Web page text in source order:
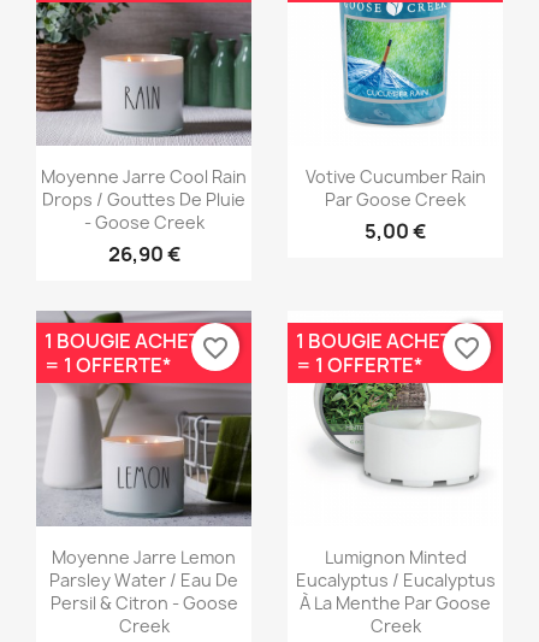
Aperçu rapide
Moyenne Jarre Cool Rain
Drops / Gouttes De Pluie
- Goose Creek
26,90 €
Aperçu rapide
Votive Cucumber Rain
Par Goose Creek
5,00 €
Aperçu rapide
Moyenne Jarre Lemon
Parsley Water / Eau De
Persil & Citron - Goose
Creek
1 BOUGIE ACHETÉE
= 1 OFFERTE*
favorite_border
Aperçu rapide
Lumignon Minted
Eucalyptus / Eucalyptus
À La Menthe Par Goose
Creek
1 BOUGIE ACHETÉE
= 1 OFFERTE*
favorite_border